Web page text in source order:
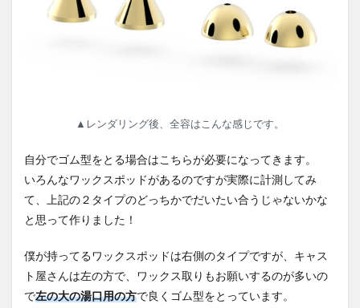
▲レンダリング後、全容はこんな感じです。
自分でゴム型をとる場合はこちらが必要になってきます。
いろんなワックスポッドがあるのですが実際に計測してみ
て、上記の２タイプのどっちかでだいたい合うじゃないかな
と思って作りました！
僕が持ってるワックスポッドは右側のタイプですが、キャス
ト屋さんは左の方で、ワックス取りもお願いするのが多いの
で左の大の湯口用の方で良くゴム型をとっています。